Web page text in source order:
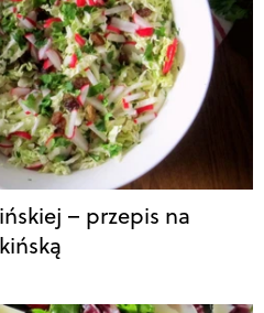
– przepis na